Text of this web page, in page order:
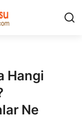
Hangi
Ne